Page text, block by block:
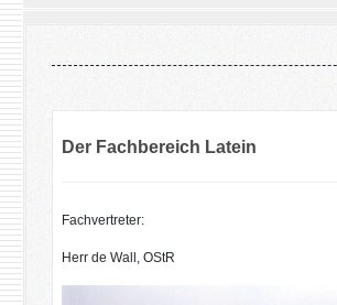
Der Fachbereich Latein
Fachvertreter:
Herr de Wall, OStR